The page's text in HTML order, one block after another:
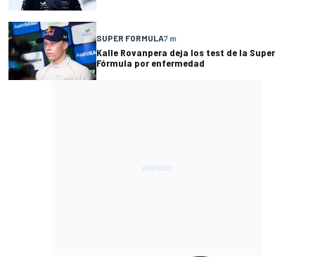
SUPER FORMULA7 m
Kalle Rovanpera deja los test de la Super
Fórmula por enfermedad